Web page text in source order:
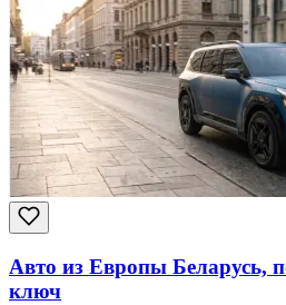
Авто из Европы Беларусь,
ключ